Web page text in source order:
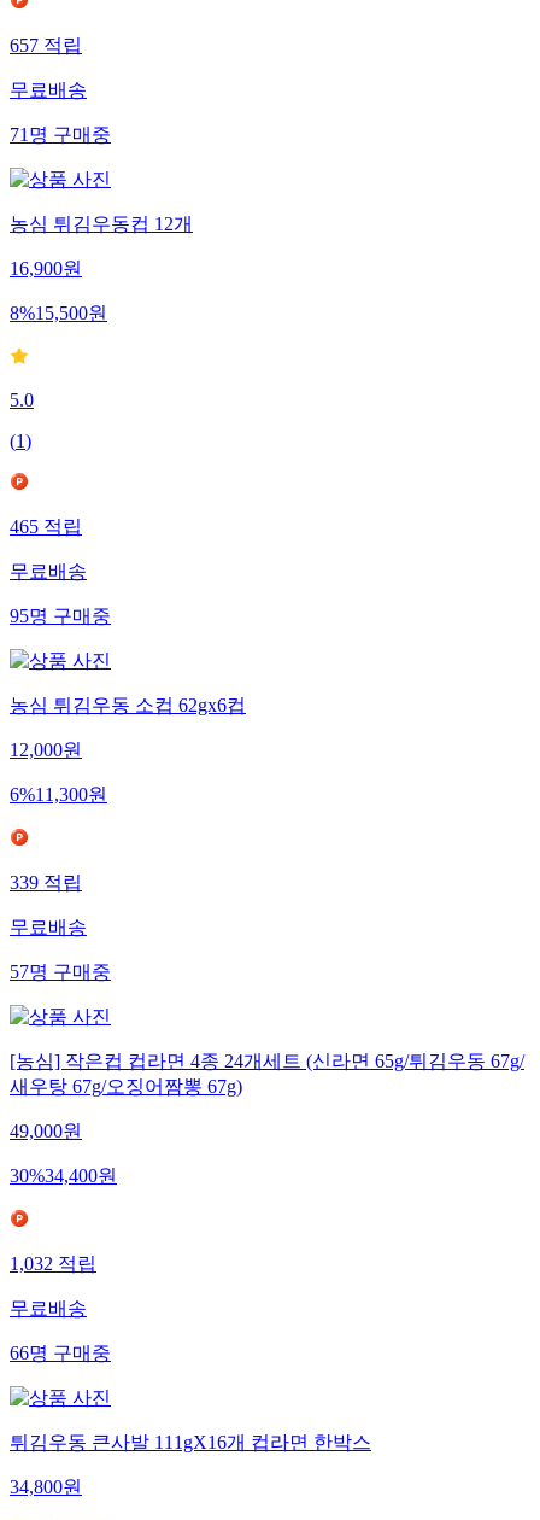
657 적립
무료배송
71 명 구매중
농심 튀김우동컵 12개
16,900원
8%15,500원
5.0
(1)
465 적립
무료배송
95명 구매중
농심 튀김우동 소컵 62gx6컵
12,000원
6%11,300원
339 적립
무료배송
57명 구매중
[농심] 작은컵 컵라면 4종 24개세트 (신라면 65g/튀김우동 67g/
새우탕 67g/오징어짬뽕 67g)
49,000원
30%34,400원
1,032 적립
무료배송
66명 구매중
튀김우동 큰사발 111gX16개 컵라면 한박스
34,800원